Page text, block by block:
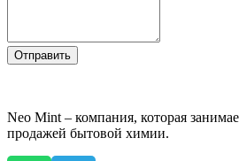
Отправить
Neo Mint – компания, которая
продажей бытовой химии.